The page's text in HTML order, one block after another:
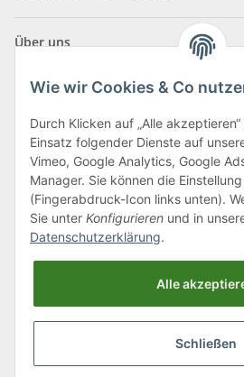
Über uns
Klagenfurter Straße 29
9556 Liebenfels
Montag bis Donnerstag: 8:00 bis 16:30
Freitag: 8:00 bis 12:00 Uhr
Tel.:0043 (0) 4262 50900
office@cncshop.at
Wie wir Cookies & Co
Durch Klicken auf „Alle
Einsatz folgender Dienste auf
Vimeo, Google Analytics, Google
Manager. Sie können die
(Fingerabdruck-Icon links unten).
Sie unter Konfigurieren und in
Datenschutzerklärung.
Alle
Schließen